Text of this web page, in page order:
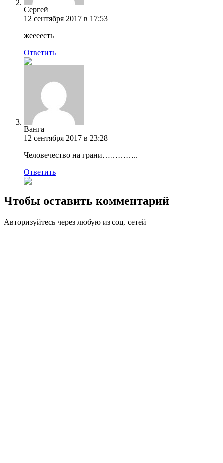
Сергей
12 сентября 2017 в 17:53
жеееесть
Ответить
Ванга
12 сентября 2017 в 23:28
Человечество на грани…………..
Ответить
Чтобы оставить комментарий
Авторизуйтесь через любую из соц. сетей